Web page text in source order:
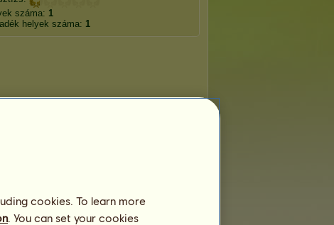
száma: 1
helyek száma: 1
cookies. To learn more
. You can set your cookies